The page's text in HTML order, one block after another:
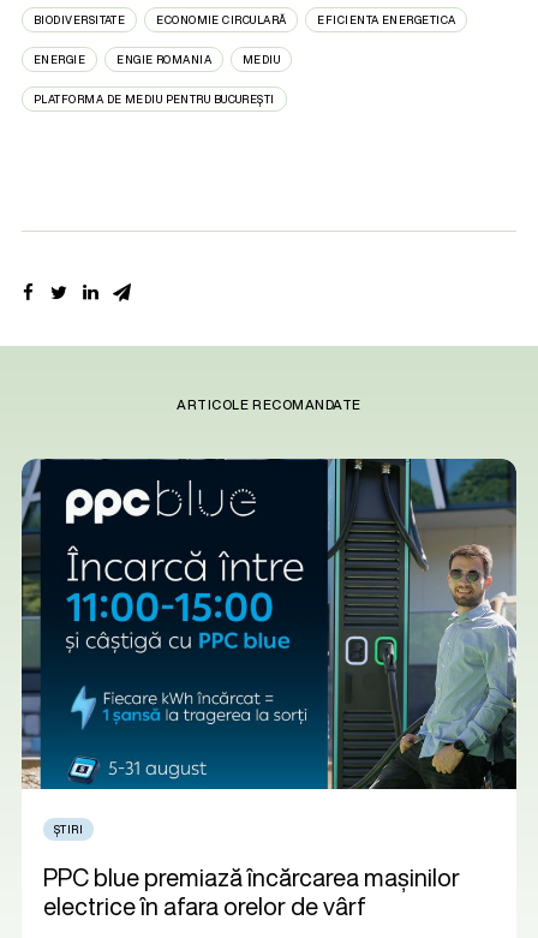
BIODIVERSITATE ECONOMIE CIRCULARĂ EFICIENTA ENERGETICA
ENERGIE ENGIE ROMANIA MEDIU
PLATFORMA DE MEDIU PENTRU BUCUREȘTI
ARTICOLE RECOMANDATE
ȘTIRI
PPC blue premiază încărcarea mașinilor
electrice în afara orelor de vârf